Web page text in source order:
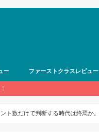
ー ファーストクラスレビュー
ト数だけで判断する時代は終焉か。